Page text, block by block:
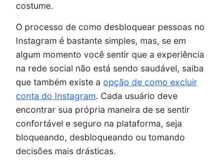
costume.
O processo de como desbloquear pessoas no
Instagram é bastante simples, mas, se em
algum momento você sentir que a experiência
na rede social não está sendo saudável, saiba
que também existe a opção de como excluir
conta do Instagram. Cada usuário deve
encontrar sua própria maneira de se sentir
confortável e seguro na plataforma, seja
bloqueando, desbloqueando ou tomando
decisões mais drásticas.